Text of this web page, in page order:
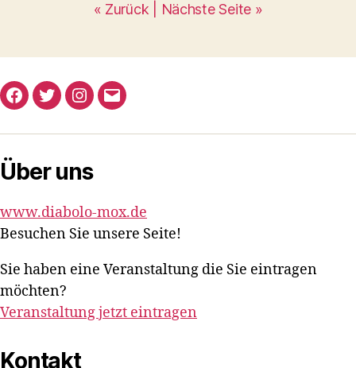
« Zurück | Nächste Seite »
Facebook
TwitterInstagram
E-
Über uns
www.diabolo-mox.de
Besuchen Sie unsere Seite!
Sie haben eine Veranstaltung die Sie eintragen
möchten?
Veranstaltung jetzt eintragen
Kontakt